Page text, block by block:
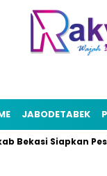
JABODETABEK
Siapkan Pesta